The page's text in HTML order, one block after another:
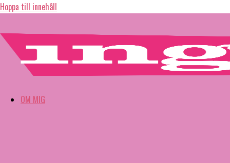
Hoppa till innehåll
OM MIG